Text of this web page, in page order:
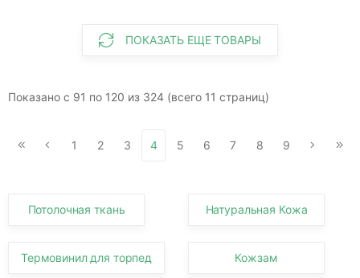
ПОКАЗАТЬ ЕЩЕ ТОВАРЫ
Показано с 91 по 120 из 324 (всего 11 страниц)
1 2 3 4 5 6 7 8 9
Потолочная ткань Натуральная Кожа
Термовинил для торпед Кожзам